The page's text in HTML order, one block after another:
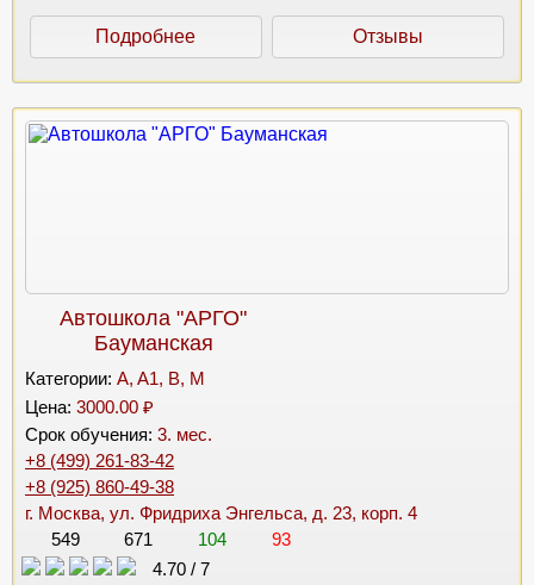
Подробнее Отзывы
Автошкола "АРГО"
Бауманская
Категории: A, A1, B, M
Цена: 3000.00 ₽
Срок обучения: 3. мес.
+8 (499) 261-83-42
+8 (925) 860-49-38
г. Москва, ул. Фридриха Энгельса, д. 23, корп. 4
549
671 104
93
4.70 / 7